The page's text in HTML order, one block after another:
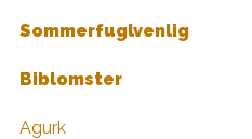
Sommerfuglvenlig
Biblomster
Agurk